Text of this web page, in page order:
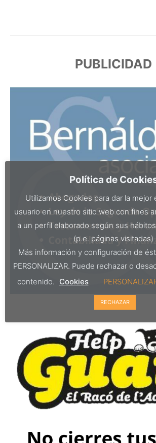
PUBLICIDAD
Política de
Utilizamos Cookies para dar la mejor
usuario en nuestro sitio web con fines
a un perfil elaborado según sus
(p.e. páginas visitadas)
Más información y configuración de
PERSONALIZAR. Puede rechazar o
contenido. Cookies
RECHAZAR